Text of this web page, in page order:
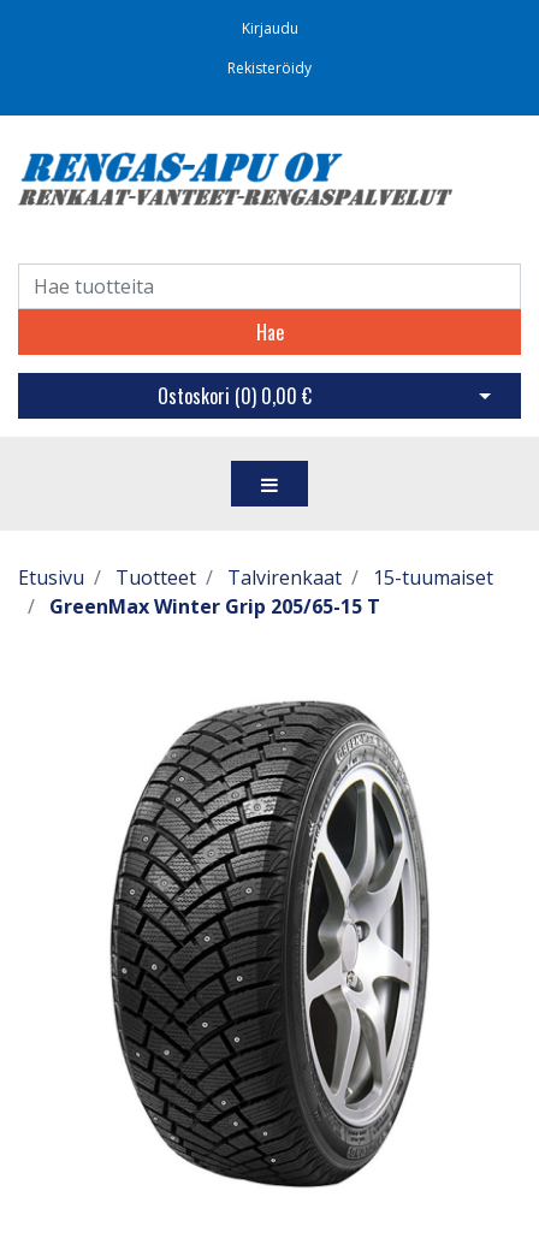
Kirjaudu
Rekisteröidy
Hae
Ostoskori (0) 0,00 € Avaa
Etusivu Tuotteet Talvirenkaat
15-tuumaiset
GreenMax Winter Grip 205/65-15 T